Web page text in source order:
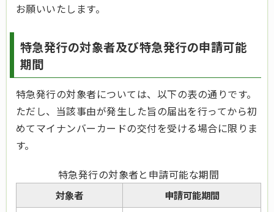
お願いいたします。
特急発行の対象者及び特急発行の申請可能
期間
特急発行の対象者については、以下の表の通りです。
ただし、当該事由が発生した旨の届出を行ってから初
めてマイナンバーカードの交付を受ける場合に限りま
す。
特急発行の対象者と申請可能な期間
対象者 申請可能期間